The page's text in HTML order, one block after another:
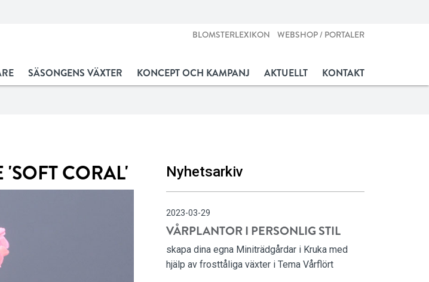
BLOMSTERLEXIKON WEBSHOP / PORTALER
SÄSONGENS VÄXTER KONCEPT OCH KAMPANJ AKTUELLT KONTAKT
CORAL' Nyhetsarkiv
2023-03-29
VÅRPLANTOR I PERSONLIG STIL
skapa dina egna Miniträdgårdar i Kruka med
hjälp av frosttåliga växter i Tema Vårflört